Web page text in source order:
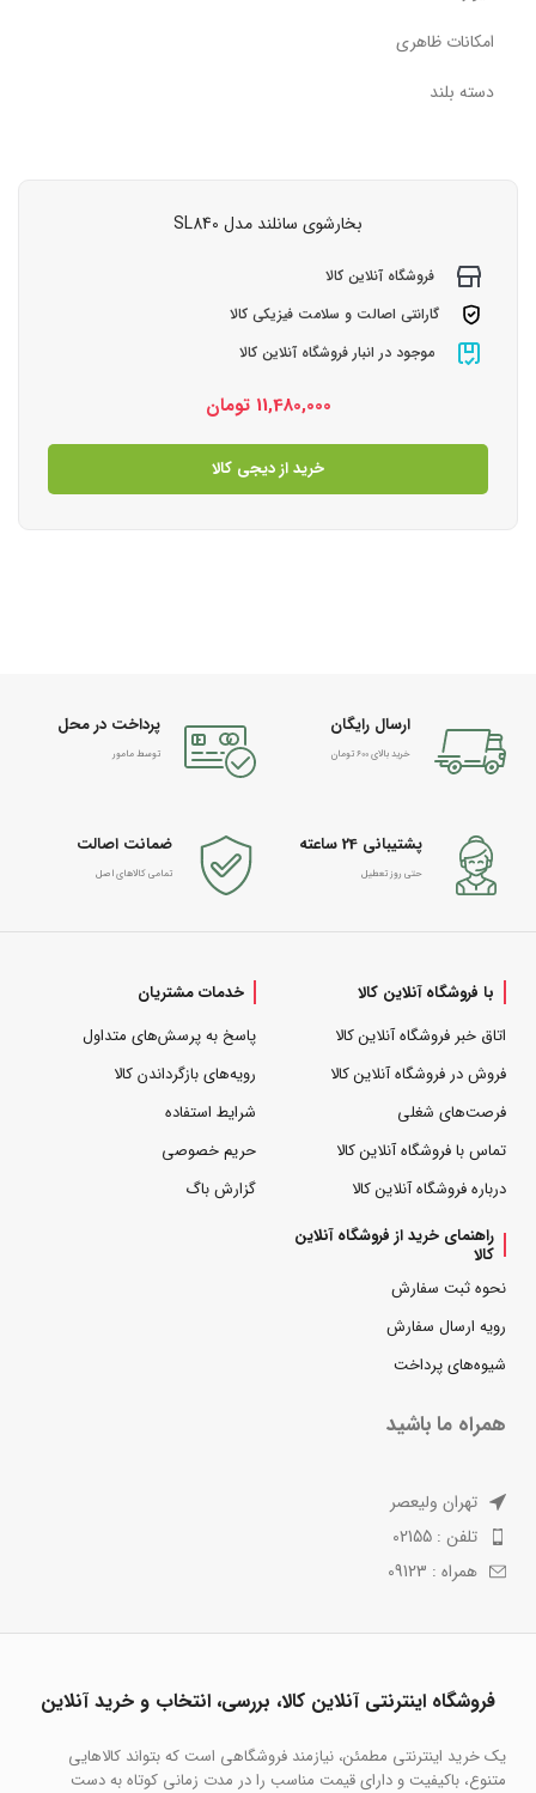
امکانات ظاهری
دسته بلند
بخارشوی سانلند مدل SL840
فروشگاه آنلاین کالا
گارانتی اصالت و سلامت فیزیکی کالا
موجود در انبار فروشگاه آنلاین کالا
11,480,000 تومان
خرید از دیجی کالا
ارسال رایگان
خرید بالای 600 تومان
پرداخت در محل
توسط مامور
پشتیبانی 24 ساعته
حتی روز تعطیل
ضمانت اصالت
تمامی کالاهای اصل
با فروشگاه آنلاین کالا
اتاق خبر فروشگاه آنلاین کالا
فروش در فروشگاه آنلاین کالا
فرصت‌های شغلی
تماس با فروشگاه آنلاین کالا
درباره فروشگاه آنلاین کالا
خدمات مشتریان
پاسخ به پرسش‌های متداول
رویه‌های بازگرداندن کالا
شرایط استفاده
حریم خصوصی
گزارش باگ
راهنمای خرید از فروشگاه آنلاین
کالا
نحوه ثبت سفارش
رویه ارسال سفارش
شیوه‌های پرداخت
همراه ما باشید
تهران ولیعصر
تلفن : 02155
همراه : 09123
فروشگاه اینترنتی آنلاین کالا، بررسی، انتخاب و خرید آنلاین
یک خرید اینترنتی مطمئن، نیازمند فروشگاهی است که بتواند کالاهایی
متنوع، باکیفیت و دارای قیمت مناسب را در مدت زمانی کوتاه به دست